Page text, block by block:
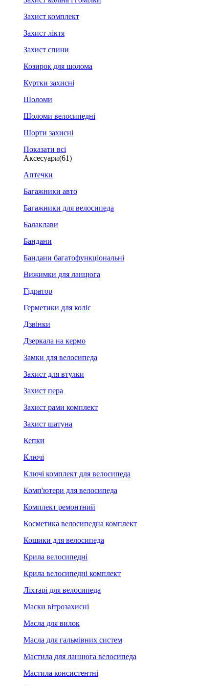
Захист комплект
Захист ліктя
Захист спини
Козирок для шолома
Куртки захисні
Шоломи
Шоломи велосипедні
Шорти захисні
Показати всі
Аксесуари(61)
Аптечки
Багажники авто
Багажники для велосипеда
Балаклави
Бандани
Бандани багатофункціональні
Вижимки для ланцюга
Гідратор
Герметики для коліс
Дзвінки
Дзеркала на кермо
Замки для велосипеда
Захист для втулки
Захист пера
Захист рами комплект
Захист шатуна
Кепки
Ключі
Ключі комплект для велосипеда
Комп'ютери для велосипеда
Комплект ремонтний
Косметика велосипедна комплект
Кошики для велосипеда
Крила велосипедні
Крила велосипедні комплект
Ліхтарі для велосипеда
Маски вітрозахисні
Масла для вилок
Масла для гальмівних систем
Мастила для ланцюга велосипеда
Мастила консистентні